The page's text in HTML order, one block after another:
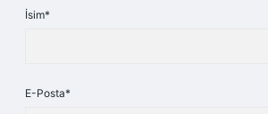
İsim*
E-Posta*